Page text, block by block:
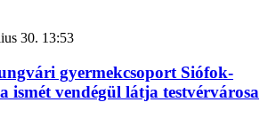
30. 13:53
gyermekcsoport Siófok-
ismét vendégül látja testvérvárosa